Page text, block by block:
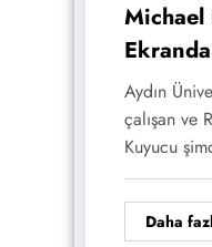
Michael
Aydın
çalışan ve
Kuyucu
Daha